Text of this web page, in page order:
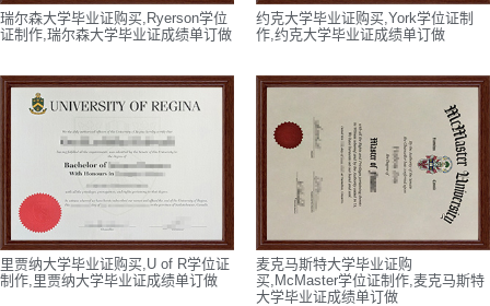
瑞尔森大学毕业证购买,Ryerson学位
证制作,瑞尔森大学毕业证成绩单订做
约克大学毕业证购买,York学位证制
作,约克大学毕业证成绩单订做
里贾纳大学毕业证购买,U of R学位证
制作,里贾纳大学毕业证成绩单订做
麦克马斯特大学毕业证购
买,McMaster学位证制作,麦克马斯特
大学毕业证成绩单订做